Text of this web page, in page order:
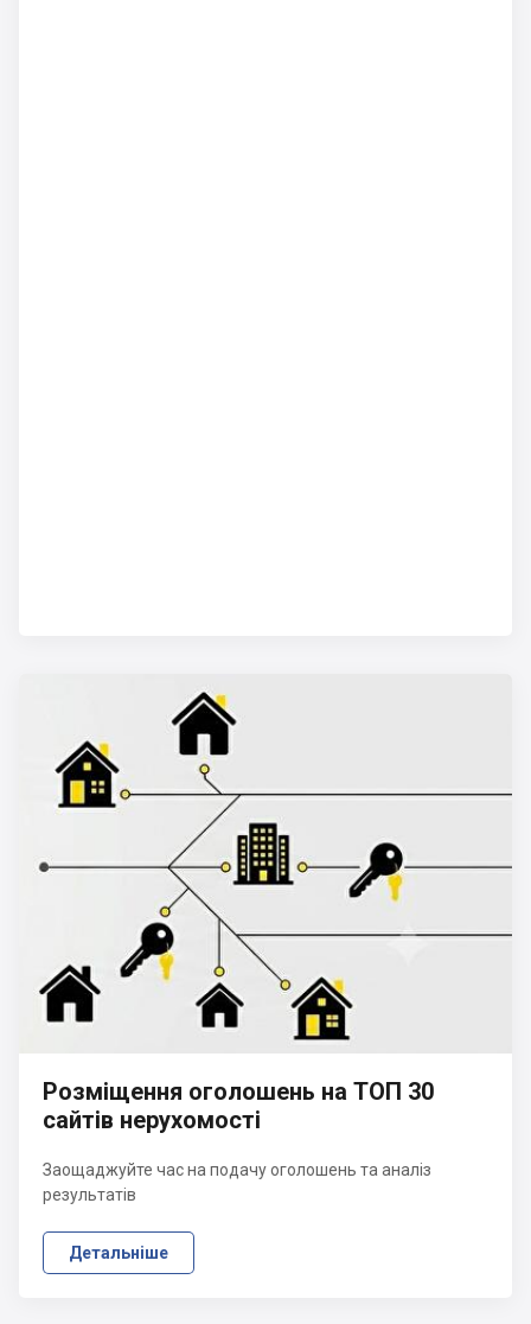
Розміщення оголошень на ТОП 30
сайтів нерухомості
Заощаджуйте час на подачу оголошень та аналіз
результатів
Детальніше